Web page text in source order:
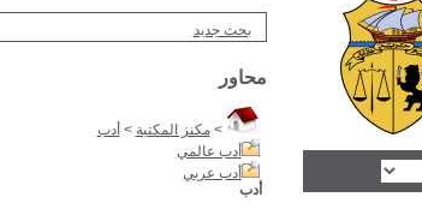
بحث جديد
محاور
>مكنز المكتبة > أدب
أدب عالمي
أدب عربي
أدب